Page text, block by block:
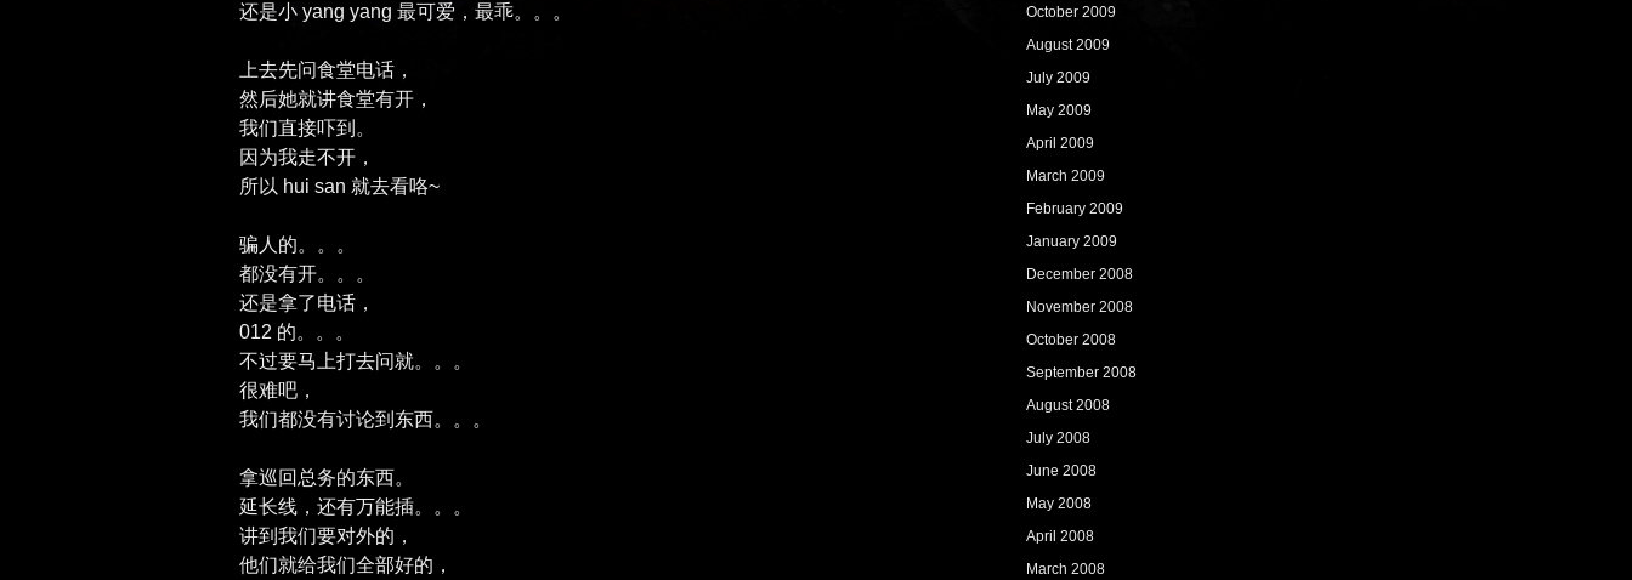
还是小 yang yang 最可爱，最乖。。。
上去先问食堂电话，
然后她就讲食堂有开，
我们直接吓到。
因为我走不开，
所以 hui san 就去看咯~
骗人的。。。
都没有开。。。
还是拿了电话，
012 的。。。
不过要马上打去问就。。。
很难吧，
我们都没有讨论到东西。。。
拿巡回总务的东西。
延长线，还有万能插。。。
讲到我们要对外的，
他们就给我们全部好的，
October 2009
August 2009
July 2009
May 2009
April 2009
March 2009
February 2009
January 2009
December 2008
November 2008
October 2008
September 2008
August 2008
July 2008
June 2008
May 2008
April 2008
March 2008